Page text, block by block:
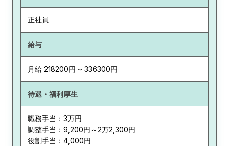
正社員
給与
月給 218200円 ~ 336300円
待遇・福利厚生
職務手当：3万円
調整手当：9,200円～2万2,300円
役割手当：4,000円